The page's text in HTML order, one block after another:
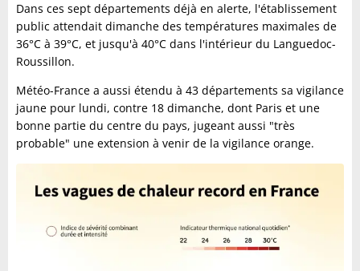
Dans ces sept départements déjà en alerte, l'établissement
public attendait dimanche des températures maximales de
36°C à 39°C, et jusqu'à 40°C dans l'intérieur du Languedoc-
Roussillon.
Météo-France a aussi étendu à 43 départements sa vigilance
jaune pour lundi, contre 18 dimanche, dont Paris et une
bonne partie du centre du pays, jugeant aussi "très
probable" une extension à venir de la vigilance orange.